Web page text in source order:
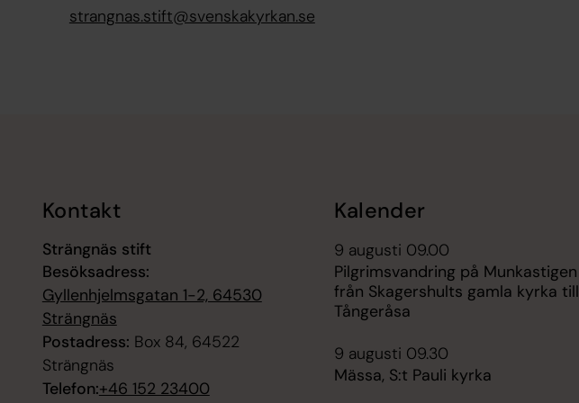
strangnas.stift@svenskakyrkan.se
Kontakt
Strängnäs stift
Besöksadress:
Gyllenhjelmsgatan 1-2, 64530
Strängnäs
Postadress: Box 84, 64522
Strängnäs
Telefon:+46 152 23400
Kalender
9 augusti 09.00
Pilgrimsvandring på Munkastigen
från Skagershults gamla kyrka till
Tångeråsa
9 augusti 09.30
Mässa, S:t Pauli kyrka